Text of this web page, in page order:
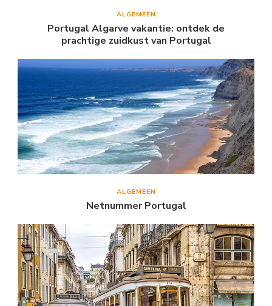
ALGEMEEN
Portugal Algarve vakantie: ontdek de
prachtige zuidkust van Portugal
ALGEMEEN
Netnummer Portugal